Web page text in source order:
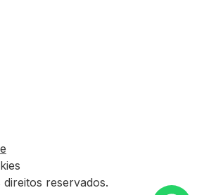
reservados.